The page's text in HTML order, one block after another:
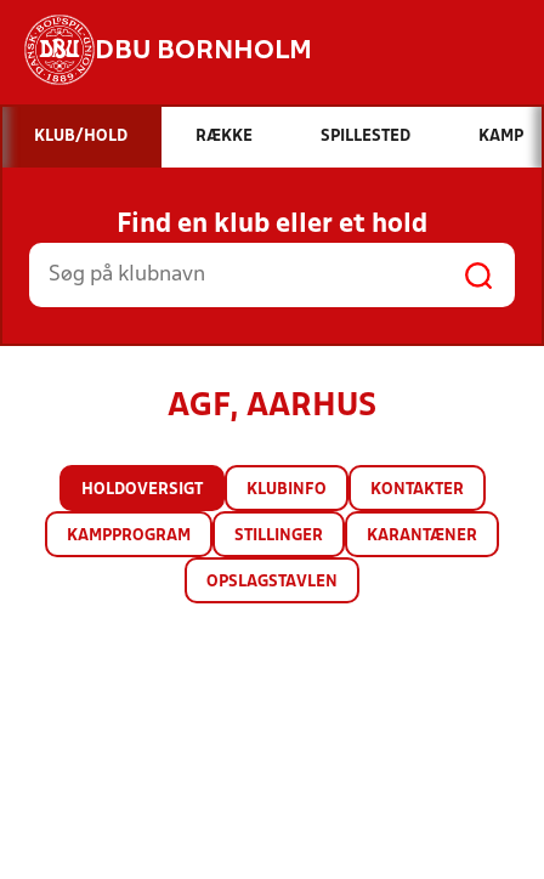
DBU BORNHOLM
Hvad vil du søge efter?
INDHOLD OG NYHEDER
STILLINGER, RESULTATER, KLUBBER OG
HOLD
KLUB/HOLD RÆKKE SPILLESTED KAMP
Find en klub eller et hold
AGF, AARHUS
HOLDOVERSIGT KLUBINFO KONTAKTER
KAMPPROGRAM STILLINGER KARANTÆNER
OPSLAGSTAVLEN